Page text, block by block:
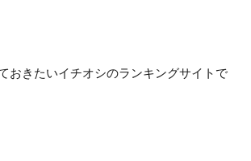
おきたいイチオシのランキングサイトで